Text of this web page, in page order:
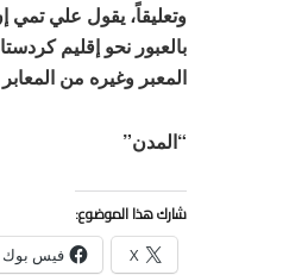
وتعليقاً، يقول علي تمي
بالعبور نحو إقليم
المعبر وغيره من
“المدن”
شارك هذا الموضوع:
X فيس بوك